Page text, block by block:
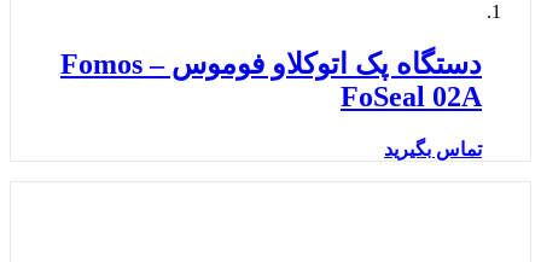
دستگاه پک اتوکلاو فوموس – Fomos
FoSeal 02A
تماس بگیرید